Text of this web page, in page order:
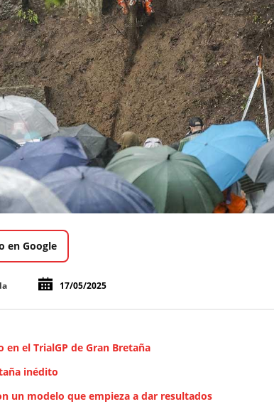
en Google
17/05/2025
el TrialGP de Gran Bretaña
inédito
un modelo que empieza a dar resultados